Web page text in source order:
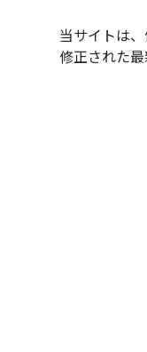
当サイトは
修正された